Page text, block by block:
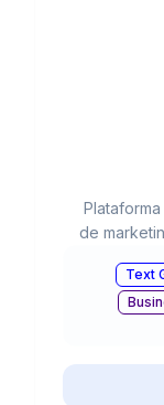
de
en
Text